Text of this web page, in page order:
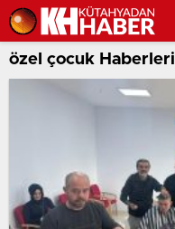
özel çocuk Haberleri